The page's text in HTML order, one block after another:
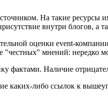
На такие
внутри блогов,
оценки event-
мнений: нередко
Наличие
каких-либо ссылок к